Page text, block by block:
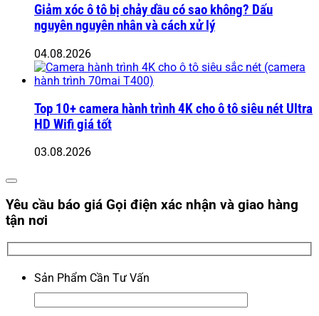
Giảm xóc ô tô bị chảy dầu có sao không? Dấu
nguyên nguyên nhân và cách xử lý
04.08.2026
Top 10+ camera hành trình 4K cho ô tô siêu nét Ultra
HD Wifi giá tốt
03.08.2026
Yêu cầu báo giá Gọi điện xác nhận và giao hàng
tận nơi
Sản Phẩm Cần Tư Vấn